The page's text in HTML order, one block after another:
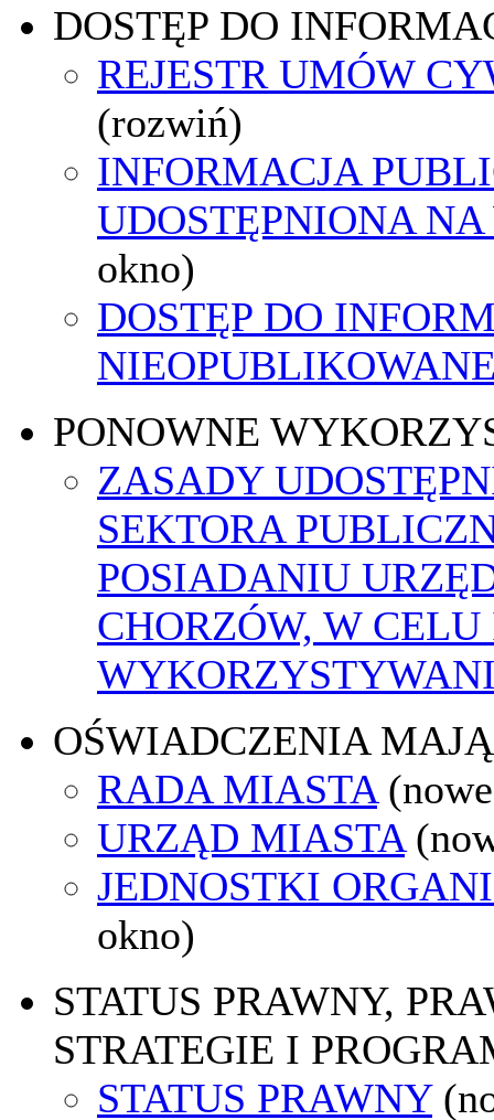
DOSTĘP DO
REJESTR UMÓW
(rozwiń)
INFORMACJA
UDOSTĘPNIONA
okno)
DOSTĘP DO
PONOWNE
ZASADY
SEKTORA
POSIADANIU
CHORZÓW, W
OŚWIADCZENIA
RADA MIASTA
URZĄD MIASTA
JEDNOSTKI
okno)
STATUS PRAWNY,
STRATEGIE I
STATUS PRAWNY